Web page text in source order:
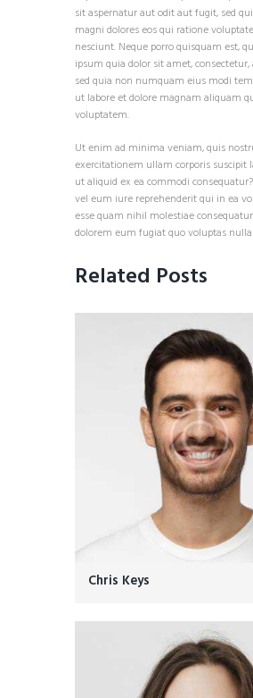
sit aspernatur aut odit aut fugit, sed
magni dolores eos qui ratione
nesciunt. Neque porro quisquam est,
ipsum quia dolor sit amet,
sed quia non numquam eius modi
ut labore et dolore magnam aliquam
voluptatem.
Ut enim ad minima veniam, quis
exercitationem ullam corporis suscipit
ut aliquid ex ea commodi
vel eum iure reprehenderit qui in ea
esse quam nihil molestiae
dolorem eum fugiat quo voluptas
Related Posts
Chris Keys